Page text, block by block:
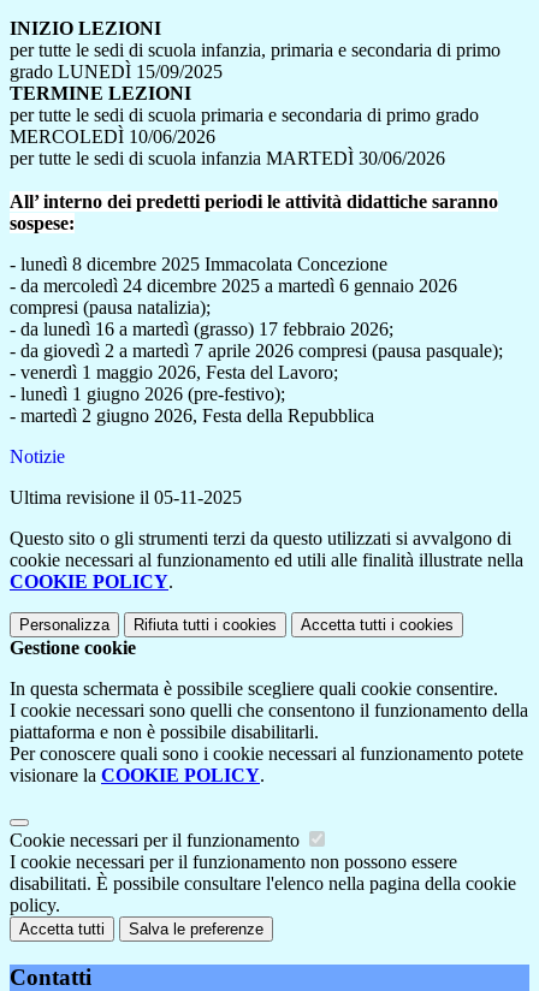
INIZIO LEZIONI
per tutte le sedi di scuola infanzia, primaria e secondaria di primo
grado LUNEDÌ 15/09/2025
TERMINE LEZIONI
per tutte le sedi di scuola primaria e secondaria di primo grado
MERCOLEDÌ 10/06/2026
per tutte le sedi di scuola infanzia MARTEDÌ 30/06/2026
All’ interno dei predetti periodi le attività didattiche saranno
sospese:
- lunedì 8 dicembre 2025 Immacolata Concezione
- da mercoledì 24 dicembre 2025 a martedì 6 gennaio 2026
compresi (pausa natalizia);
- da lunedì 16 a martedì (grasso) 17 febbraio 2026;
- da giovedì 2 a martedì 7 aprile 2026 compresi (pausa pasquale);
- venerdì 1 maggio 2026, Festa del Lavoro;
- lunedì 1 giugno 2026 (pre-festivo);
- martedì 2 giugno 2026, Festa della Repubblica
Notizie
Ultima revisione il 05-11-2025
Questo sito o gli strumenti terzi da questo utilizzati si avvalgono di
cookie necessari al funzionamento ed utili alle finalità illustrate nella
COOKIE POLICY.
Personalizza Rifiuta tutti i cookies Accetta tutti i cookies
Gestione cookie
In questa schermata è possibile scegliere quali cookie consentire.
I cookie necessari sono quelli che consentono il funzionamento della
piattaforma e non è possibile disabilitarli.
Per conoscere quali sono i cookie necessari al funzionamento potete
visionare la COOKIE POLICY.
Cookie necessari per il funzionamento
I cookie necessari per il funzionamento non possono essere
disabilitati. È possibile consultare l'elenco nella pagina della cookie
policy.
Accetta tutti Salva le preferenze
Contatti